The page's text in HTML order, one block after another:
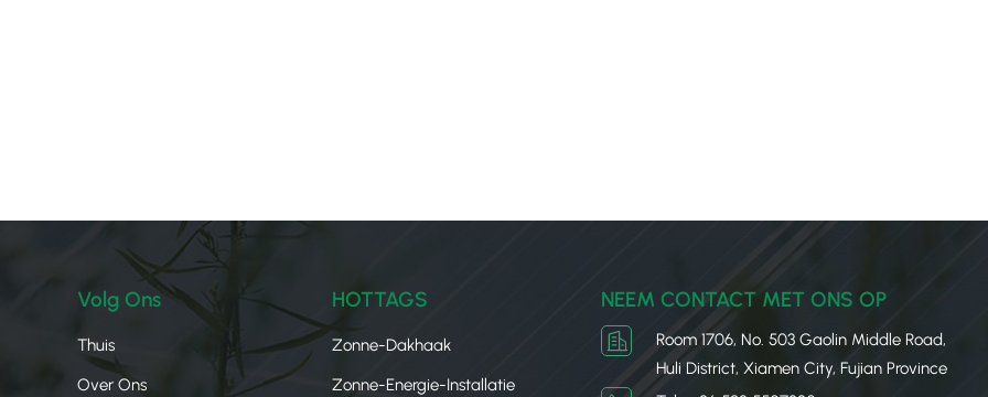
Volg Ons
Thuis
Over Ons
HOTTAGS
Zonne-Dakhaak
Zonne-Energie-Installatie
NEEM CONTACT MET ONS OP
Room 1706, No. 503 Gaolin Middle Road,
Huli District, Xiamen City, Fujian Province